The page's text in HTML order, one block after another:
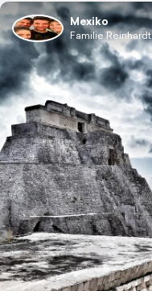
Mexiko
Familie Reinhardt